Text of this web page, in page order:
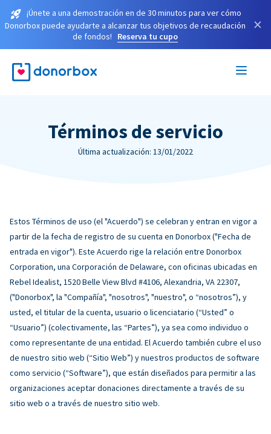
¡Únete a una demostración en de 30 minutos para ver cómo
Donorbox puede ayudarte a alcanzar tus objetivos de recaudación
de fondos!
Reserva tu cupo
×
Términos de servicio
Última actualización: 13/01/2022
Estos Términos de uso (el "Acuerdo") se celebran y entran en vigor a
partir de la fecha de registro de su cuenta en Donorbox ("Fecha de
entrada en vigor"). Este Acuerdo rige la relación entre Donorbox
Corporation, una Corporación de Delaware, con oficinas ubicadas en
Rebel Idealist, 1520 Belle View Blvd #4106, Alexandria, VA 22307,
("Donorbox", la "Compañía", "nosotros", "nuestro", o “nosotros”), y
usted, el titular de la cuenta, usuario o licenciatario (“Usted” o
“Usuario”) (colectivamente, las “Partes”), ya sea como individuo o
como representante de una entidad. El Acuerdo también cubre el uso
de nuestro sitio web (“Sitio Web”) y nuestros productos de software
como servicio (“Software”), que están diseñados para permitir a las
organizaciones aceptar donaciones directamente a través de su
sitio web o a través de nuestro sitio web.